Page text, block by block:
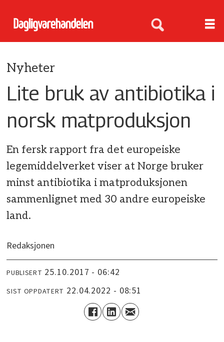
Nyheter
Lite bruk av antibiotika i
norsk matproduksjon
En fersk rapport fra det europeiske
legemiddelverket viser at Norge bruker
minst antibiotika i matproduksjonen
sammenlignet med 30 andre europeiske
land.
Redaksjonen
PUBLISERT 25.10.2017 - 06:42
SIST OPPDATERT 22.04.2022 - 08:51